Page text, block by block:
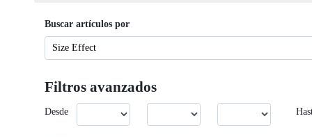
Buscar artículos por
Filtros avanzados
Desde